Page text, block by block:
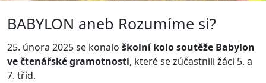
BABYLON aneb Rozumíme si?
25. února 2025 se konalo školní kolo soutěže Babylon
ve čtenářské gramotnosti, které se zúčastnili žáci 5. a
7. tříd.